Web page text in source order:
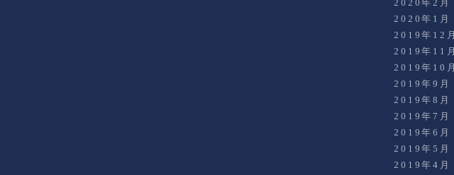
2020年2月
2020年1月
2019年12月
2019年11月
2019年10月
2019年9月
2019年8月
2019年7月
2019年6月
2019年5月
2019年4月